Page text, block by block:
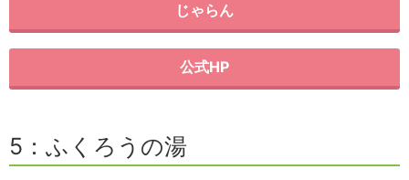
じゃらん
公式HP
5：ふくろうの湯